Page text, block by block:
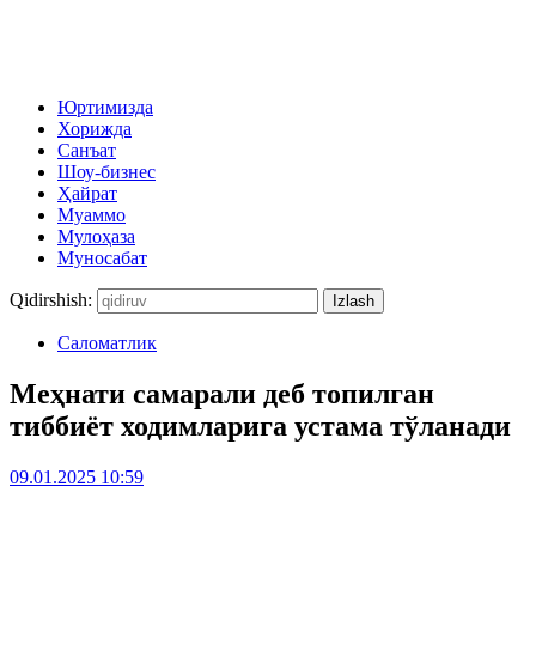
Юртимизда
Хорижда
Санъат
Шоу-бизнес
Ҳайрат
Муаммо
Мулоҳаза
Муносабат
Qidirshish:
Саломатлик
Меҳнати самарали деб топилган
тиббиёт ходимларига устама тўланади
09.01.2025 10:59